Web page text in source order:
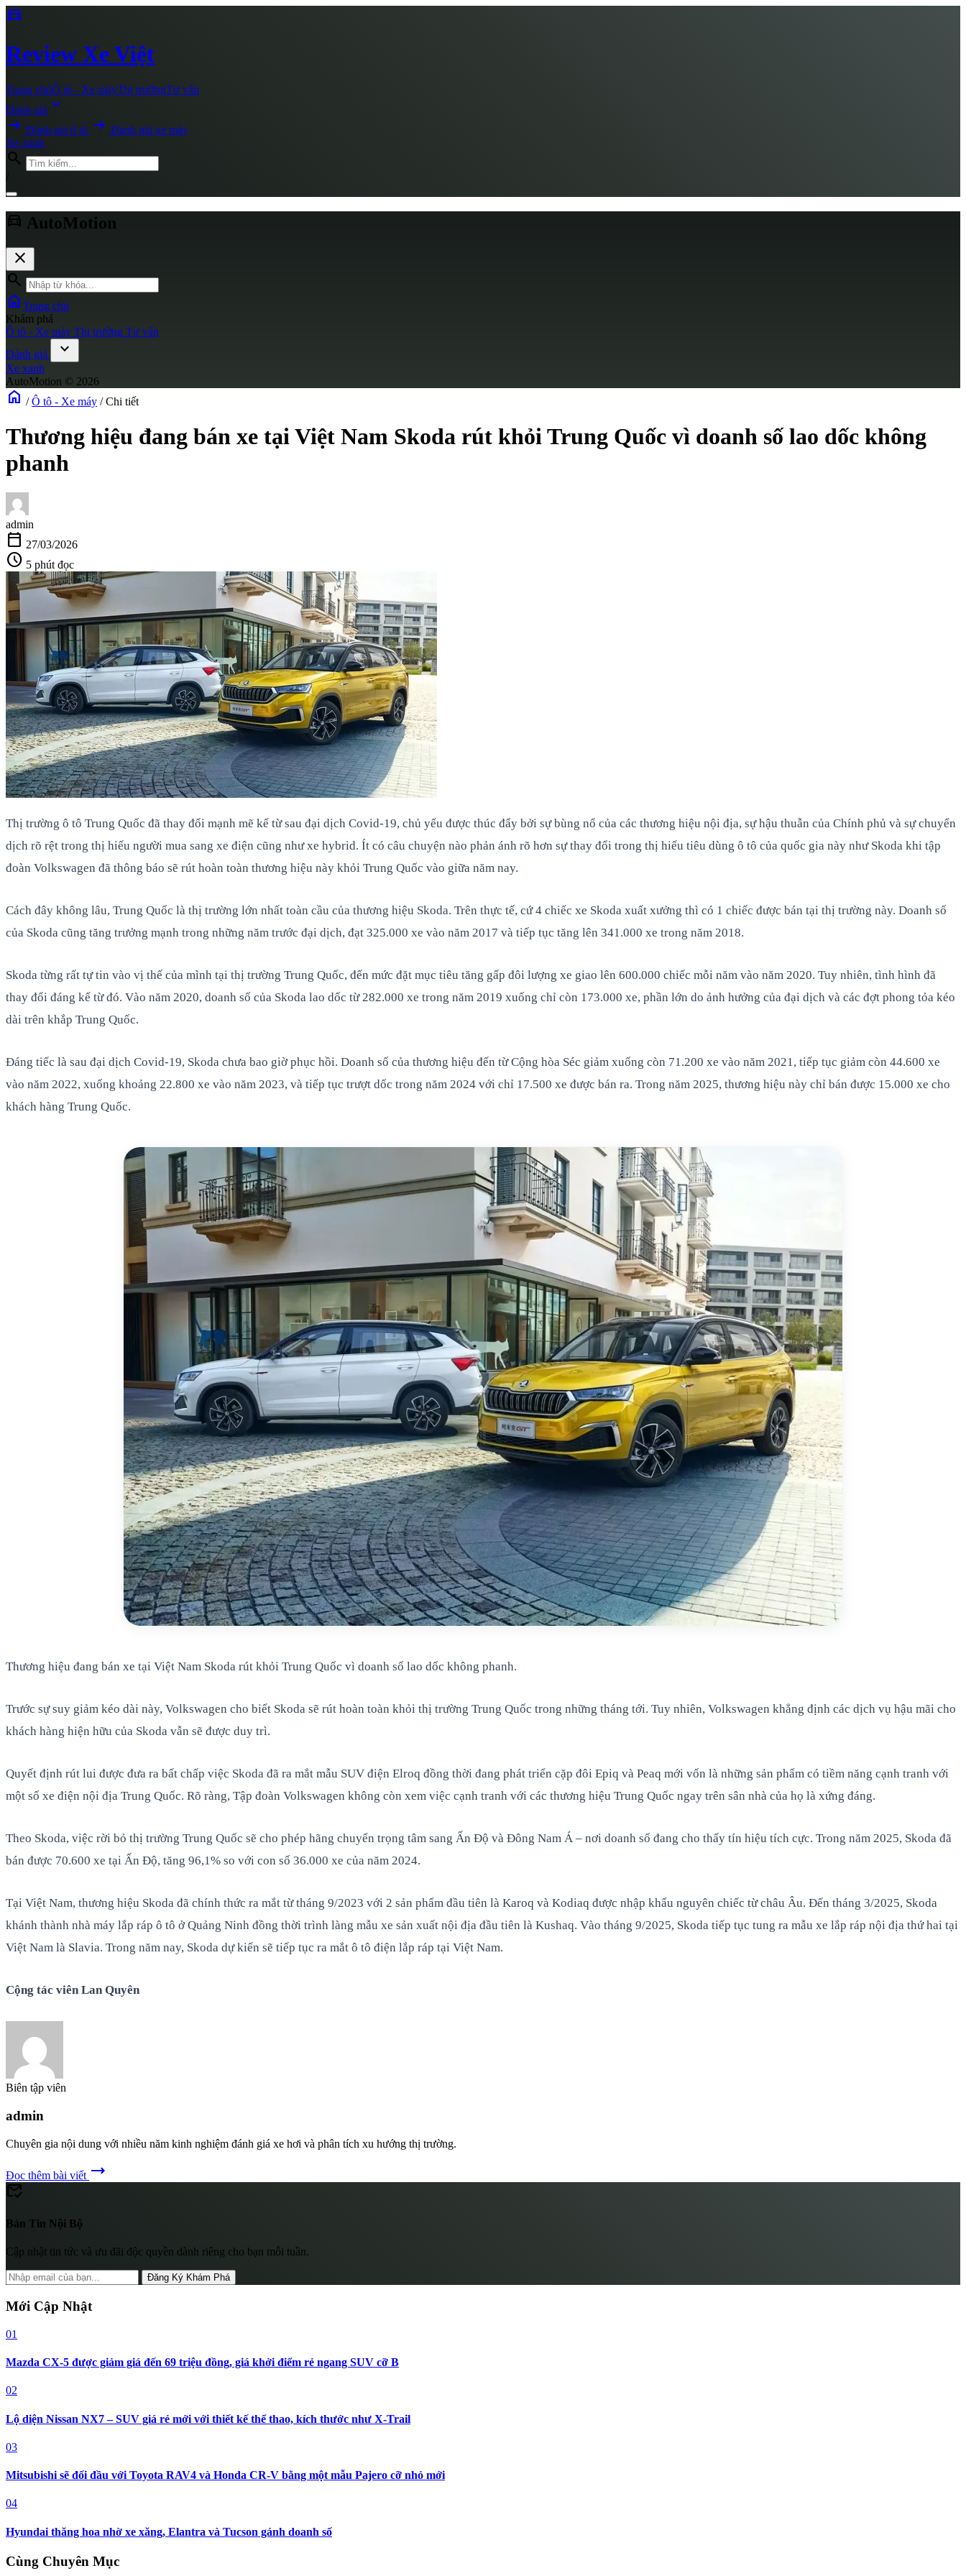
directions_car
Review Xe Việt
Trang chủÔ tô - Xe máyThị trườngTư vấn
Đánh giá expand_more
arrow_right_alt Đánh giá ô tô arrow_right_alt Đánh giá xe máy
Xe xanh
search
directions_car AutoMotion
close
search
home Trang chủ
Khám phá
Ô tô - Xe máy Thị trường Tư vấn
Đánh giá
expand_more
Xe xanh
AutoMotion © 2026
home / Ô tô - Xe máy / Chi tiết
Thương hiệu đang bán xe tại Việt Nam Skoda rút khỏi Trung Quốc vì doanh số lao dốc không
phanh
admin
calendar_today 27/03/2026
schedule 5 phút đọc
Thị trường ô tô Trung Quốc đã thay đổi mạnh mẽ kể từ sau đại dịch Covid-19, chủ yếu được thúc đẩy bởi sự bùng nổ của các thương hiệu nội địa, sự hậu thuẫn của Chính phủ và sự chuyển
dịch rõ rệt trong thị hiếu người mua sang xe điện cũng như xe hybrid. Ít có câu chuyện nào phản ánh rõ hơn sự thay đổi trong thị hiếu tiêu dùng ô tô của quốc gia này như Skoda khi tập
đoàn Volkswagen đã thông báo sẽ rút hoàn toàn thương hiệu này khỏi Trung Quốc vào giữa năm nay.
Cách đây không lâu, Trung Quốc là thị trường lớn nhất toàn cầu của thương hiệu Skoda. Trên thực tế, cứ 4 chiếc xe Skoda xuất xưởng thì có 1 chiếc được bán tại thị trường này. Doanh số
của Skoda cũng tăng trưởng mạnh trong những năm trước đại dịch, đạt 325.000 xe vào năm 2017 và tiếp tục tăng lên 341.000 xe trong năm 2018.
Skoda từng rất tự tin vào vị thế của mình tại thị trường Trung Quốc, đến mức đặt mục tiêu tăng gấp đôi lượng xe giao lên 600.000 chiếc mỗi năm vào năm 2020. Tuy nhiên, tình hình đã
thay đổi đáng kể từ đó. Vào năm 2020, doanh số của Skoda lao dốc từ 282.000 xe trong năm 2019 xuống chỉ còn 173.000 xe, phần lớn do ảnh hưởng của đại dịch và các đợt phong tỏa kéo
dài trên khắp Trung Quốc.
Đáng tiếc là sau đại dịch Covid-19, Skoda chưa bao giờ phục hồi. Doanh số của thương hiệu đến từ Cộng hòa Séc giảm xuống còn 71.200 xe vào năm 2021, tiếp tục giảm còn 44.600 xe
vào năm 2022, xuống khoảng 22.800 xe vào năm 2023, và tiếp tục trượt dốc trong năm 2024 với chỉ 17.500 xe được bán ra. Trong năm 2025, thương hiệu này chỉ bán được 15.000 xe cho
khách hàng Trung Quốc.
Thương hiệu đang bán xe tại Việt Nam Skoda rút khỏi Trung Quốc vì doanh số lao dốc không phanh.
Trước sự suy giảm kéo dài này, Volkswagen cho biết Skoda sẽ rút hoàn toàn khỏi thị trường Trung Quốc trong những tháng tới. Tuy nhiên, Volkswagen khẳng định các dịch vụ hậu mãi cho
khách hàng hiện hữu của Skoda vẫn sẽ được duy trì.
Quyết định rút lui được đưa ra bất chấp việc Skoda đã ra mắt mẫu SUV điện Elroq đồng thời đang phát triển cặp đôi Epiq và Peaq mới vốn là những sản phẩm có tiềm năng cạnh tranh với
một số xe điện nội địa Trung Quốc. Rõ ràng, Tập đoàn Volkswagen không còn xem việc cạnh tranh với các thương hiệu Trung Quốc ngay trên sân nhà của họ là xứng đáng.
Theo Skoda, việc rời bỏ thị trường Trung Quốc sẽ cho phép hãng chuyển trọng tâm sang Ấn Độ và Đông Nam Á – nơi doanh số đang cho thấy tín hiệu tích cực. Trong năm 2025, Skoda đã
bán được 70.600 xe tại Ấn Độ, tăng 96,1% so với con số 36.000 xe của năm 2024.
Tại Việt Nam, thương hiệu Skoda đã chính thức ra mắt từ tháng 9/2023 với 2 sản phẩm đầu tiên là Karoq và Kodiaq được nhập khẩu nguyên chiếc từ châu Âu. Đến tháng 3/2025, Skoda
khánh thành nhà máy lắp ráp ô tô ở Quảng Ninh đồng thời trình làng mẫu xe sản xuất nội địa đầu tiên là Kushaq. Vào tháng 9/2025, Skoda tiếp tục tung ra mẫu xe lắp ráp nội địa thứ hai tại
Việt Nam là Slavia. Trong năm nay, Skoda dự kiến sẽ tiếp tục ra mắt ô tô điện lắp ráp tại Việt Nam.
Cộng tác viên Lan Quyên
Biên tập viên
admin
Chuyên gia nội dung với nhiều năm kinh nghiệm đánh giá xe hơi và phân tích xu hướng thị trường.
Đọc thêm bài viết trending_flat
mark_email_read
Bản Tin Nội Bộ
Cập nhật tin tức và ưu đãi độc quyền dành riêng cho bạn mỗi tuần.
Đăng Ký Khám Phá
Mới Cập Nhật
01
Mazda CX-5 được giảm giá đến 69 triệu đồng, giá khởi điểm rẻ ngang SUV cỡ B
02
Lộ diện Nissan NX7 – SUV giá rẻ mới với thiết kế thể thao, kích thước như X-Trail
03
Mitsubishi sẽ đối đầu với Toyota RAV4 và Honda CR-V bằng một mẫu Pajero cỡ nhỏ mới
04
Hyundai thăng hoa nhờ xe xăng, Elantra và Tucson gánh doanh số
Cùng Chuyên Mục